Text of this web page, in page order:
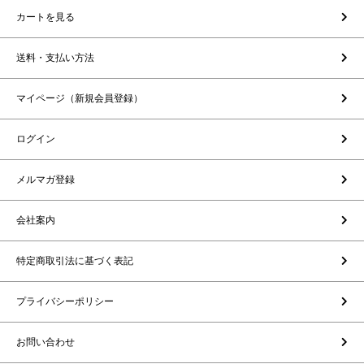
カートを見る
送料・支払い方法
マイページ（新規会員登録）
ログイン
メルマガ登録
会社案内
特定商取引法に基づく表記
プライバシーポリシー
お問い合わせ